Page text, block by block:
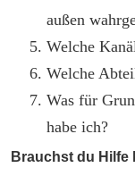
außen
Welche
Welche
Was für
habe ich?
Brauchst du Hilfe